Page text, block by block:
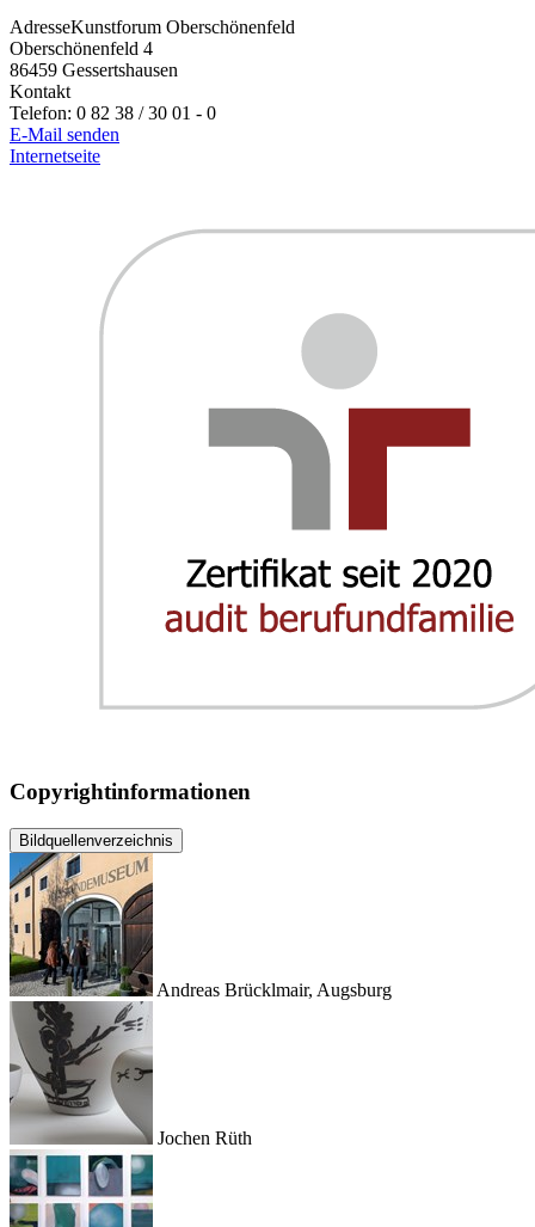
AdresseKunstforum Oberschönenfeld
Oberschönenfeld 4
86459 Gessertshausen
Kontakt
Telefon: 0 82 38 / 30 01 - 0
E-Mail senden
Internetseite
Copyrightinformationen
Bildquellenverzeichnis
Andreas Brücklmair, Augsburg
Jochen Rüth